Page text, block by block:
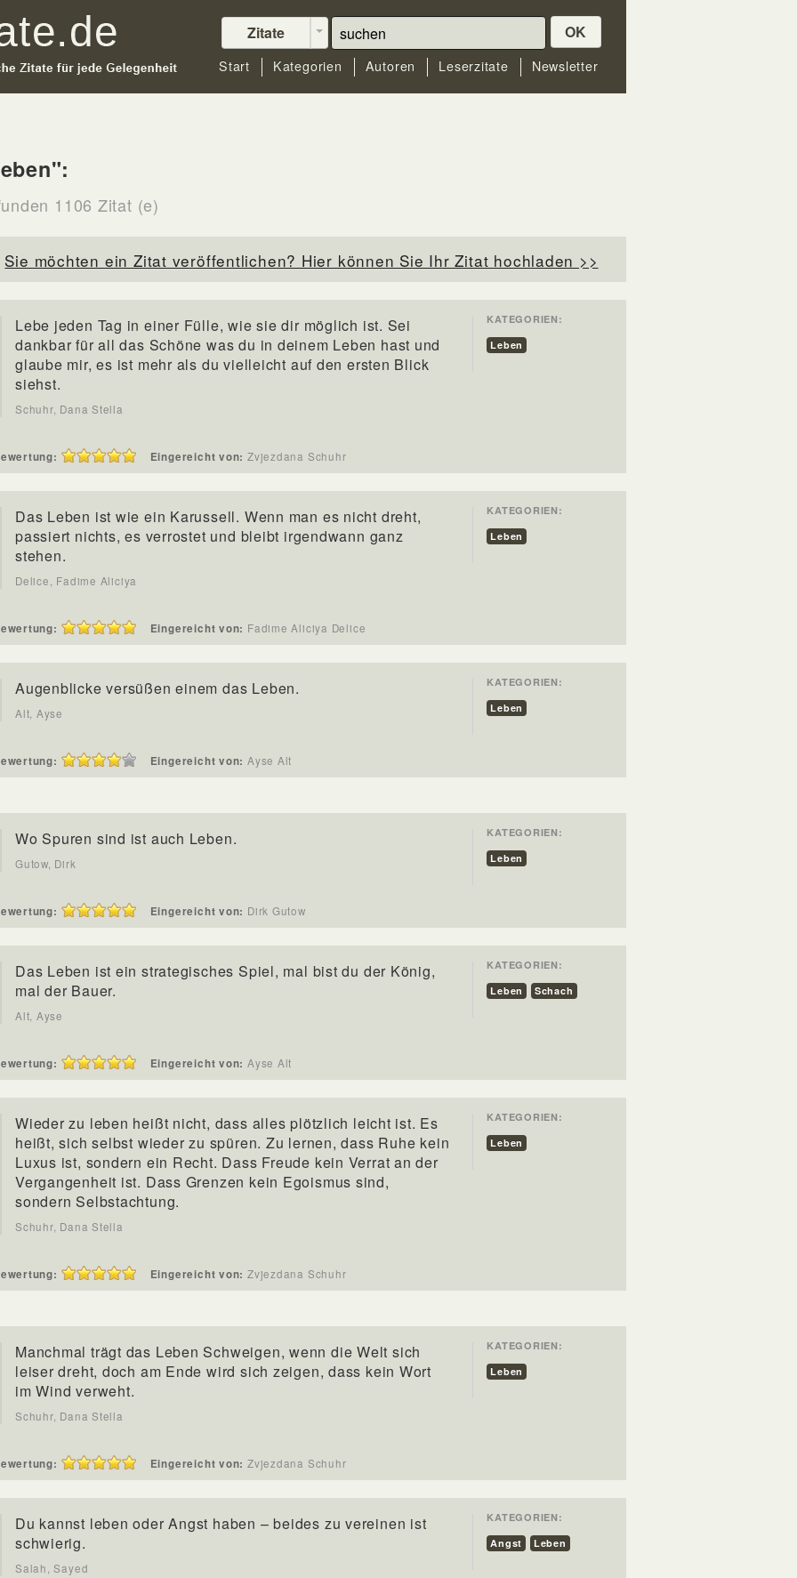
Zitate OK
Start Kategorien Autoren Leserzitate Newsletter
1106 Zitat (e)
Sie möchten ein Zitat veröffentlichen? Hier können Sie Ihr Zitat hochladen >>
Lebe jeden Tag in einer Fülle, wie sie dir möglich ist. Sei
dankbar für all das Schöne was du in deinem Leben hast und
glaube mir, es ist mehr als du vielleicht auf den ersten Blick
siehst.
Schuhr, Dana Stella
KATEGORIEN:
Leben
Eingereicht von: Zvjezdana Schuhr
Das Leben ist wie ein Karussell. Wenn man es nicht dreht,
passiert nichts, es verrostet und bleibt irgendwann ganz
stehen.
Delice, Fadime Aliciya
KATEGORIEN:
Leben
Eingereicht von: Fadime Aliciya Delice
Augenblicke versüßen einem das Leben.
Alt, Ayse
KATEGORIEN:
Leben
Eingereicht von: Ayse Alt
Wo Spuren sind ist auch Leben.
Gutow, Dirk
KATEGORIEN:
Leben
Eingereicht von: Dirk Gutow
Das Leben ist ein strategisches Spiel, mal bist du der König,
mal der Bauer.
Alt, Ayse
KATEGORIEN:
Leben
Schach
Eingereicht von: Ayse Alt
Wieder zu leben heißt nicht, dass alles plötzlich leicht ist. Es
heißt, sich selbst wieder zu spüren. Zu lernen, dass Ruhe kein
Luxus ist, sondern ein Recht. Dass Freude kein Verrat an der
Vergangenheit ist. Dass Grenzen kein Egoismus sind,
sondern Selbstachtung.
Schuhr, Dana Stella
KATEGORIEN:
Leben
Eingereicht von: Zvjezdana Schuhr
Manchmal trägt das Leben Schweigen, wenn die Welt sich
leiser dreht, doch am Ende wird sich zeigen, dass kein Wort
im Wind verweht.
Schuhr, Dana Stella
KATEGORIEN:
Leben
Eingereicht von: Zvjezdana Schuhr
Du kannst leben oder Angst haben – beides zu vereinen ist
schwierig.
Salah, Sayed
KATEGORIEN:
Angst
Leben